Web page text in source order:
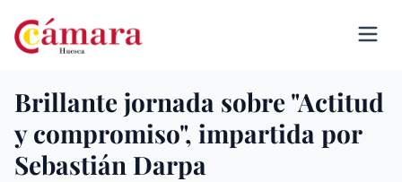
Brillante jornada sobre "Actitud
y compromiso", impartida por
Sebastián Darpa